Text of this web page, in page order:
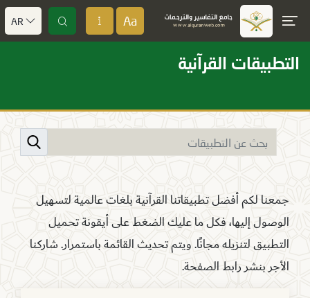
Aa
AR
التطبيقات القرآنية
جمعنا لكم أفضل تطبيقاتنا القرآنية بلغات عالمية لتسهيل
الوصول إليها، فكل ما عليك الضغط على أيقونة تحميل
التطبيق لتنزيله مجانًا. ويتم تحديث القائمة باستمرار. شاركنا
الأجر بنشر رابط الصفحة.